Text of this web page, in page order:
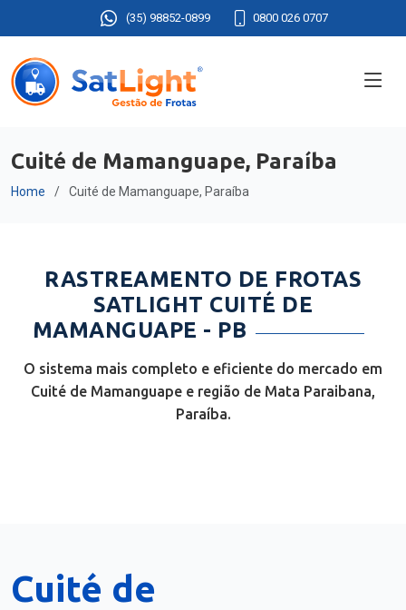
(35) 98852-0899 0800 026 0707
Cuité de Mamanguape, Paraíba
Home Cuité de Mamanguape, Paraíba
RASTREAMENTO DE FROTAS
SATLIGHT CUITÉ DE
MAMANGUAPE - PB
O sistema mais completo e eficiente do mercado em
Cuité de Mamanguape e região de Mata Paraibana,
Paraíba.
Cuité de